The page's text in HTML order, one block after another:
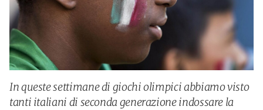
In queste settimane di giochi olimpici abbiamo visto
tanti italiani di seconda generazione indossare la